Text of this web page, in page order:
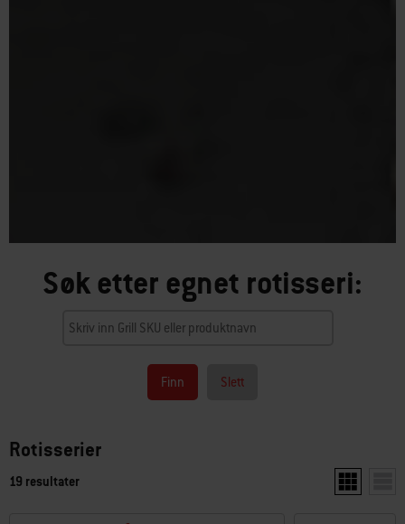
Søk etter egnet rotisseri:
Finn Slett
Rotisserier
19 resultater Vis to